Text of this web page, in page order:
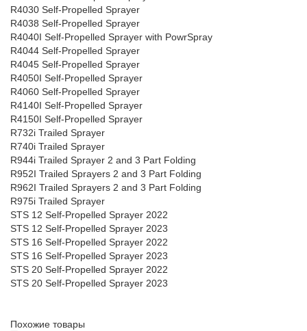
R4030 Self-Propelled Sprayer
R4038 Self-Propelled Sprayer
R4040I Self-Propelled Sprayer with PowrSpray
R4044 Self-Propelled Sprayer
R4045 Self-Propelled Sprayer
R4050I Self-Propelled Sprayer
R4060 Self-Propelled Sprayer
R4140I Self-Propelled Sprayer
R4150I Self-Propelled Sprayer
R732i Trailed Sprayer
R740i Trailed Sprayer
R944i Trailed Sprayer 2 and 3 Part Folding
R952I Trailed Sprayers 2 and 3 Part Folding
R962I Trailed Sprayers 2 and 3 Part Folding
R975i Trailed Sprayer
STS 12 Self-Propelled Sprayer 2022
STS 12 Self-Propelled Sprayer 2023
STS 16 Self-Propelled Sprayer 2022
STS 16 Self-Propelled Sprayer 2023
STS 20 Self-Propelled Sprayer 2022
STS 20 Self-Propelled Sprayer 2023
Похожие товары